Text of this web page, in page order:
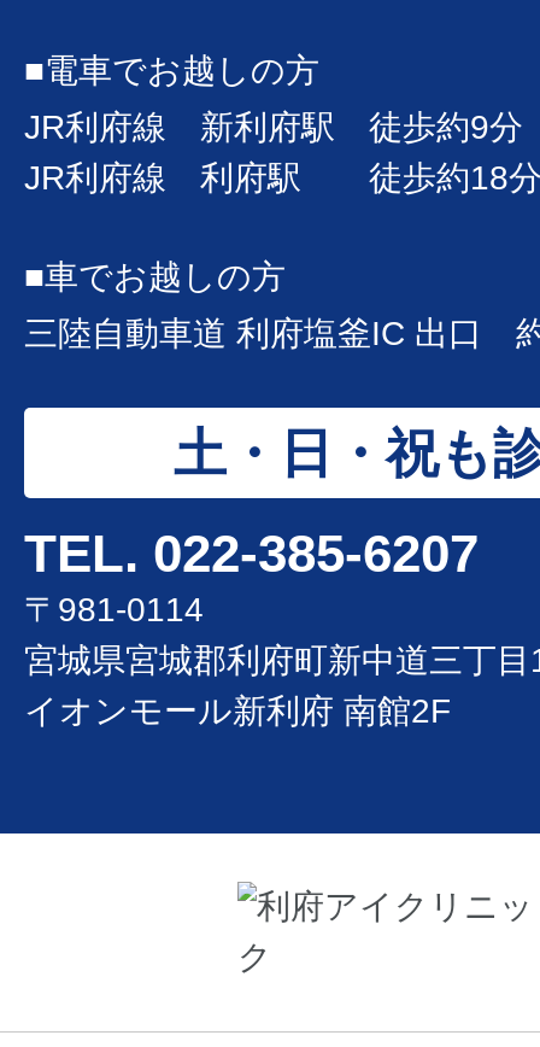
■電車でお越しの方
JR利府線 新利府駅 徒歩約9分
JR利府線 利府駅 徒歩約18
■車でお越しの方
三陸自動車道 利府塩釜IC 出口
土・日・祝も
TEL. 022-385-6207
〒981-0114
宮城県宮城郡利府町新中道三丁目
イオンモール新利府 南館2F